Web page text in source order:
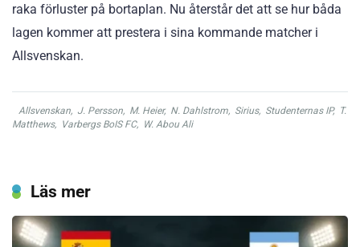
raka förluster på bortaplan. Nu återstår det att se hur båda
lagen kommer att prestera i sina kommande matcher i
Allsvenskan.
Allsvenskan, J. Persson, M. Heier, N. Dahlstrom, Sirius, Studenternas IP, T.
Matthews, Varbergs BoIS FC, W. Abou Ali
Läs mer